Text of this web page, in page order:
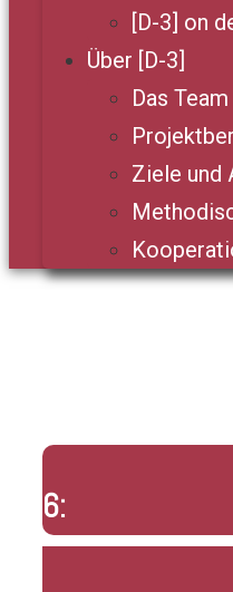
[D-3] on
Über [D-3]
Das Team
Ziele und
6: